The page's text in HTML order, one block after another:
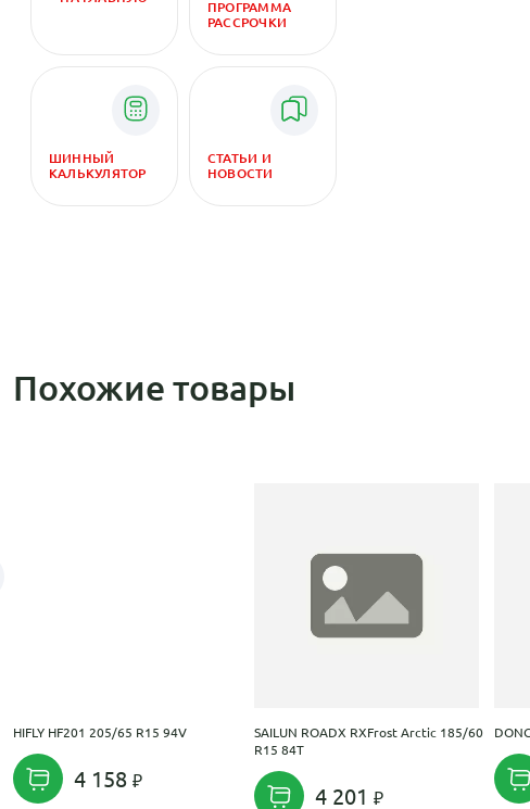
ПРОГРАММА
РАССРОЧКИ
ШИННЫЙ
КАЛЬКУЛЯТОР
СТАТЬИ И
НОВОСТИ
Похожие товары
HIFLY HF201 205/65 R15 94V
4 158
SAILUN ROADX RXFrost Arctic 185/60
R15 84T
4 201